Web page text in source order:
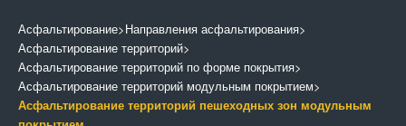
Асфальтирование>Направления асфальтирования>
Асфальтирование территорий>
Асфальтирование территорий по форме покрытия>
Асфальтирование территорий модульным покрытием>
Асфальтирование территорий пешеходных зон модульным